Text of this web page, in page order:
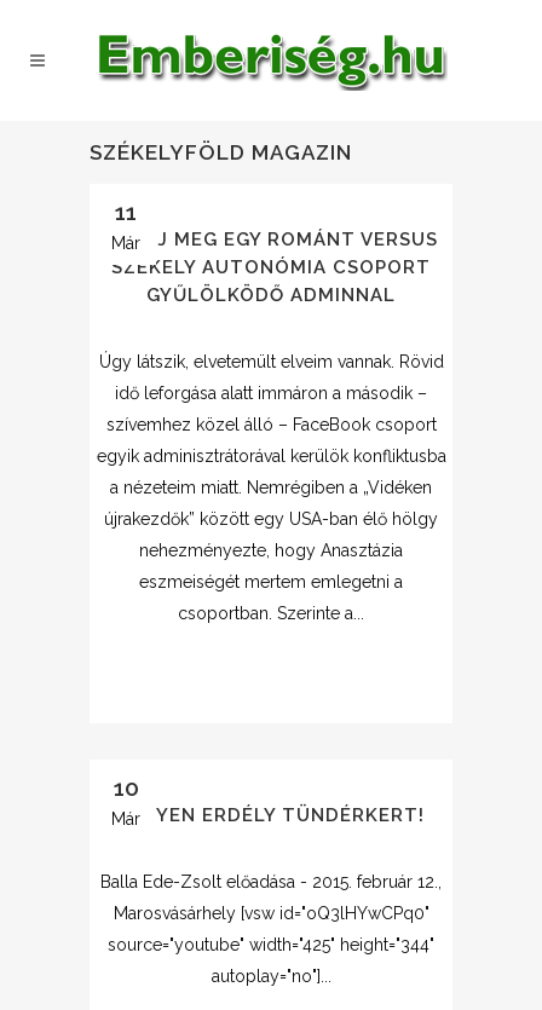
SZÉKELYFÖLD MAGAZIN
11
Már
ÖLELJ MEG EGY ROMÁNT VERSUS
SZÉKELY AUTONÓMIA CSOPORT
GYŰLÖLKÖDŐ ADMINNAL
Úgy látszik, elvetemült elveim vannak. Rövid
idő leforgása alatt immáron a második –
szívemhez közel álló – FaceBook csoport
egyik adminisztrátorával kerülök konfliktusba
a nézeteim miatt. Nemrégiben a „Vidéken
újrakezdők” között egy USA-ban élő hölgy
nehezményezte, hogy Anasztázia
eszmeiségét mertem emlegetni a
csoportban. Szerinte a...
10
Már
LEGYEN ERDÉLY TÜNDÉRKERT!
Balla Ede-Zsolt előadása - 2015. február 12.,
Marosvásárhely [vsw id="oQ3lHYwCPq0"
source="youtube" width="425" height="344"
autoplay="no"]...